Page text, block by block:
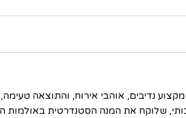
מקצוע נדיבים, אוהבי אירוח, והתוצאה
שלוקח את המנה הסטנדרטית באולמות